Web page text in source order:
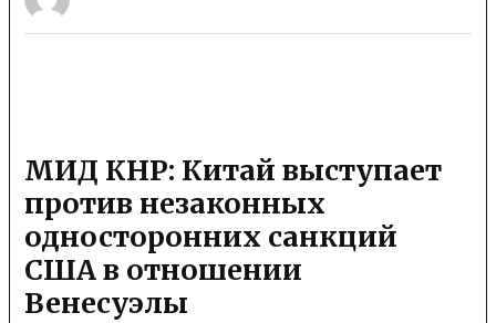
МИД КНР: Китай выступает
против незаконных
односторонних санкций
США в отношении
Венесуэлы